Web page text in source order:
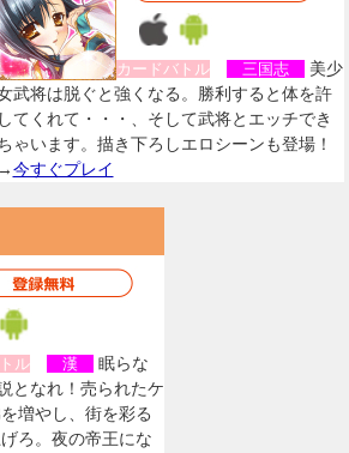
カードバトル 三国志
美少
武将は脱ぐと強くなる。勝利すると体を許
してくれて・・・、そして武将とエッチでき
ゃいます。描き下ろしエロシーンも登場！
→今すぐプレイ
ル 漢
眠らな
となれ！売られたケ
増やし、街を彩る
ろ。夜の帝王にな